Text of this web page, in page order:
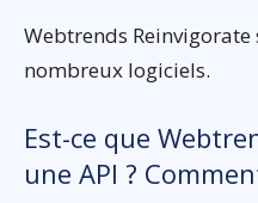
Webtrends Reinvigorate
nombreux logiciels.
Est-ce que
une API ?